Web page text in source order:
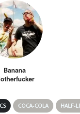
Banana
COCA-COLA HALF-